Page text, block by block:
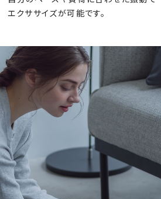
エクササイズが可能です。